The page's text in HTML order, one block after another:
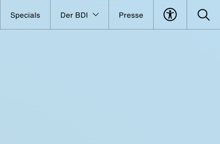
Specials Der BDI Presse